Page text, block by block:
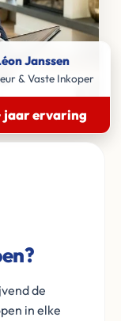
Janssen
& Vaste Inkoper
jaar ervaring
de
in elke